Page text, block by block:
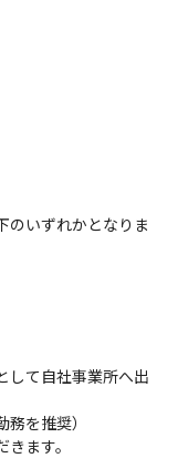
のいずれかとなりま
して自社事業所へ出
を推奨）
ます。